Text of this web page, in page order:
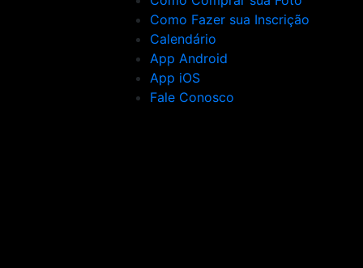
Como Fazer sua Inscrição
Calendário
App Android
App iOS
Fale Conosco